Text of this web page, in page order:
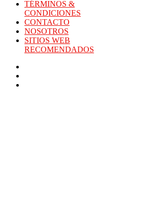
TÉRMINOS &
CONDICIONES
CONTACTO
NOSOTROS
SITIOS WEB
RECOMENDADOS